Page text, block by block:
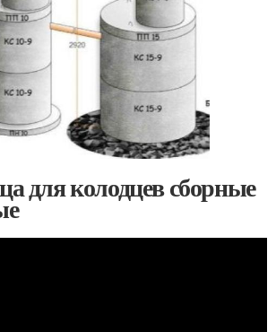
для колодцев сборные